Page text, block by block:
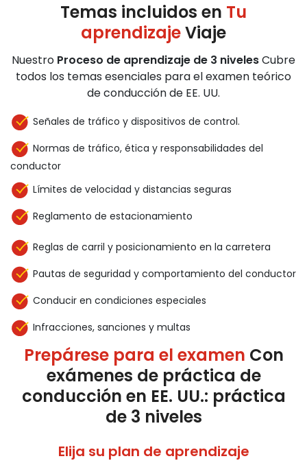
Temas incluidos en Tu
aprendizajeViaje
Nuestro Proceso de aprendizaje de 3 nivelesCubre
todos los temas esenciales para el examen teórico
de conducción de EE. UU.
Señales de tráfico y dispositivos de control.
Normas de tráfico, ética y responsabilidades del
conductor
Límites de velocidad y distancias seguras
Reglamento de estacionamiento
Reglas de carril y posicionamiento en la carretera
Pautas de seguridad y comportamiento del conductor
Conducir en condiciones especiales
Infracciones, sanciones y multas
Prepárese para el examen Con
exámenes de práctica de
conducción en EE. UU.: práctica
de 3 niveles
Elija su plan de aprendizaje